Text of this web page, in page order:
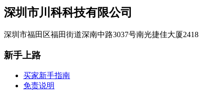
深圳市川科科技有限公司
深圳市福田区福田街道深南中路3037号南光捷佳大厦2418
新手上路
买家新手指南
免责说明